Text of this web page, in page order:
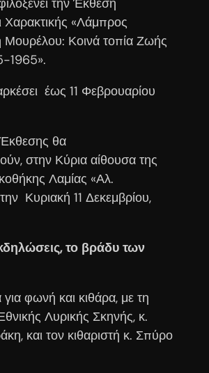
Χαρακτικής «Λάμπρος
Κοινά τοπία Ζωής
1965».
έως 11 Φεβρουαρίου
Έκθεσης θα
στην Κύρια αίθουσα της
Λαμίας «Αλ.
Κυριακή 11 Δεκεμβρίου,
το βράδυ των
φωνή και κιθάρα, με τη
Λυρικής Σκηνής, κ.
και τον κιθαριστή κ. Σπύρο